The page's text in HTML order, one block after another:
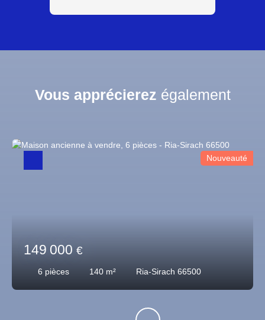
Vous apprécierez également
149 000 €
6 pièces 140 m² Ria-Sirach 66500
Nouveauté